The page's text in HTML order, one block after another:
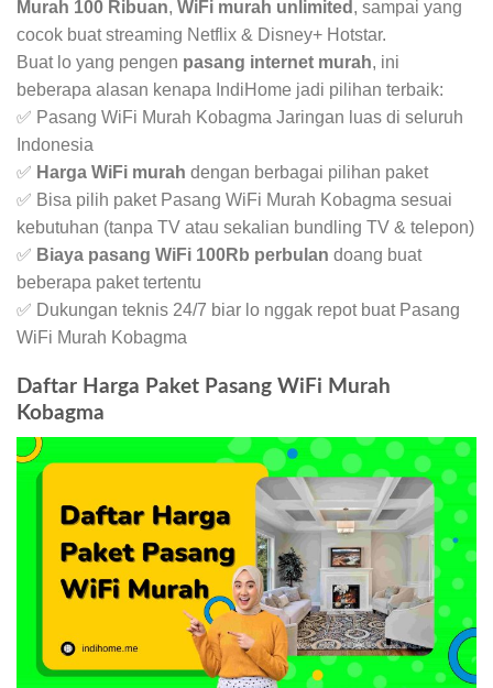
Murah 100 Ribuan, WiFi murah unlimited , sampai yang
cocok buat streaming Netflix & Disney+ Hotstar.
Buat lo yang pengen pasang internet murah, ini
beberapa alasan kenapa IndiHome jadi pilihan terbaik:
✅ Pasang WiFi Murah Kobagma Jaringan luas di seluruh
Indonesia
✅ Harga WiFi murah dengan berbagai pilihan paket
✅ Bisa pilih paket Pasang WiFi Murah Kobagma sesuai
kebutuhan (tanpa TV atau sekalian bundling TV & telepon)
✅ Biaya pasang WiFi 100Rb perbulan doang buat
beberapa paket tertentu
✅ Dukungan teknis 24/7 biar lo nggak repot buat Pasang
WiFi Murah Kobagma
Daftar Harga Paket Pasang WiFi Murah
Kobagma